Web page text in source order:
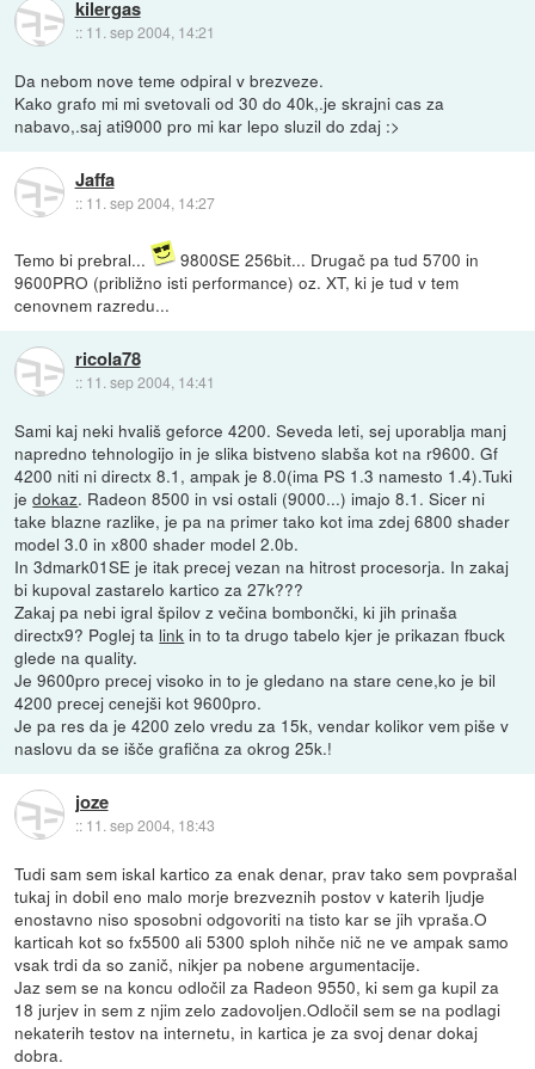
kilergas
:: 11. sep 2004, 14:21
Da nebom nove teme odpiral v brezveze.
Kako grafo mi mi svetovali od 30 do 40k,.je skrajni cas za
nabavo,.saj ati9000 pro mi kar lepo sluzil do zdaj :>
Jaffa
:: 11. sep 2004, 14:27
Temo bi prebral...
9800SE 256bit... Drugač pa tud 5700 in
9600PRO (približno isti performance) oz. XT, ki je tud v tem
cenovnem razredu...
ricola78
:: 11. sep 2004, 14:41
Sami kaj neki hvališ geforce 4200. Seveda leti, sej uporablja manj
napredno tehnologijo in je slika bistveno slabša kot na r9600. Gf
4200 niti ni directx 8.1, ampak je 8.0(ima PS 1.3 namesto 1.4).Tuki
jedokaz. Radeon 8500 in vsi ostali (9000...) imajo 8.1. Sicer ni
take blazne razlike, je pa na primer tako kot ima zdej 6800 shader
model 3.0 in x800 shader model 2.0b.
In 3dmark01SE je itak precej vezan na hitrost procesorja. In zakaj
bi kupoval zastarelo kartico za 27k???
Zakaj pa nebi igral špilov z večina bombončki, ki jih prinaša
directx9? Poglej ta link in to ta drugo tabelo kjer je prikazan fbuck
glede na quality.
Je 9600pro precej visoko in to je gledano na stare cene,ko je bil
4200 precej cenejši kot 9600pro.
Je pa res da je 4200 zelo vredu za 15k, vendar kolikor vem piše v
naslovu da se išče grafična za okrog 25k.!
joze
:: 11. sep 2004, 18:43
Tudi sam sem iskal kartico za enak denar, prav tako sem povprašal
tukaj in dobil eno malo morje brezveznih postov v katerih ljudje
enostavno niso sposobni odgovoriti na tisto kar se jih vpraša.O
karticah kot so fx5500 ali 5300 sploh nihče nič ne ve ampak samo
vsak trdi da so zanič, nikjer pa nobene argumentacije.
Jaz sem se na koncu odločil za Radeon 9550, ki sem ga kupil za
18 jurjev in sem z njim zelo zadovoljen.Odločil sem se na podlagi
nekaterih testov na internetu, in kartica je za svoj denar dokaj
dobra.